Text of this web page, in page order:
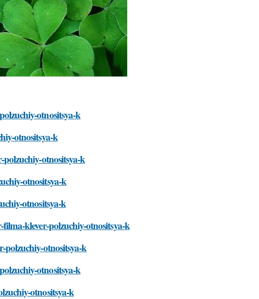
otnositsya-k
otnositsya-k
otnositsya-k
otnositsya-k
otnositsya-k
klever-polzuchiy-otnositsya-k
polzuchiy-otnositsya-k
otnositsya-k
otnositsya-k